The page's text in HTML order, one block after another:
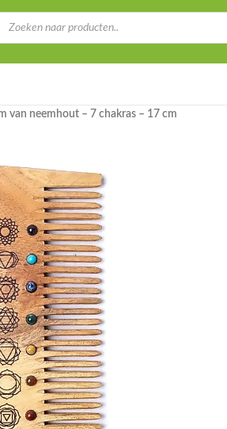
van neemhout – 7 chakras – 17 cm